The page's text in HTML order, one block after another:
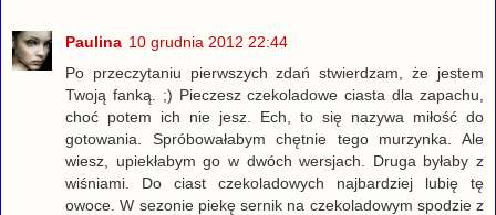
Paulina 10 grudnia 2012 22:44
Po przeczytaniu pierwszych zdań stwierdzam, że jestem
Twoją fanką. ;) Pieczesz czekoladowe ciasta dla zapachu,
choć potem ich nie jesz. Ech, to się nazywa miłość do
gotowania. Spróbowałabym chętnie tego murzynka. Ale
wiesz, upiekłabym go w dwóch wersjach. Druga byłaby z
wiśniami. Do ciast czekoladowych najbardziej lubię tę
owoce. W sezonie piekę sernik na czekoladowym spodzie z